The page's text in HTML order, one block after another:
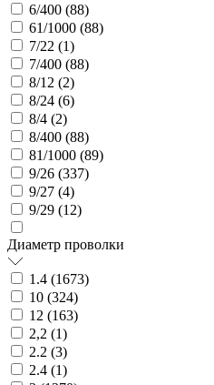
6/400 (88)
61/1000 (88)
7/22 (1)
7/400 (88)
8/12 (2)
8/24 (6)
8/4 (2)
8/400 (88)
81/1000 (89)
9/26 (337)
9/27 (4)
9/29 (12)
Диаметр проволки
1.4 (1673)
10 (324)
12 (163)
2,2 (1)
2.2 (3)
2.4 (1)